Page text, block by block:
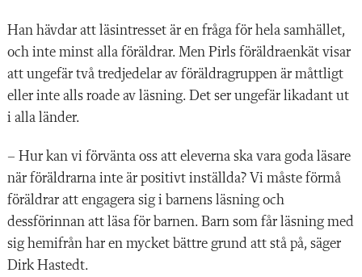
Han hävdar att läsintresset är en fråga för hela samhället,
och inte minst alla föräldrar. Men Pirls föräldraenkät visar
att ungefär två tredjedelar av föräldragruppen är måttligt
eller inte alls roade av läsning. Det ser ungefär likadant ut
i alla länder.
– Hur kan vi förvänta oss att eleverna ska vara goda läsare
när föräldrarna inte är positivt inställda? Vi måste förmå
föräldrar att engagera sig i barnens läsning och
dessförinnan att läsa för barnen. Barn som får läsning med
sig hemifrån har en mycket bättre grund att stå på, säger
Dirk Hastedt.